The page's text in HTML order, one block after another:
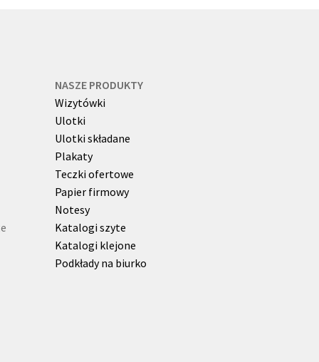
NASZE PRODUKTY
Wizytówki
Ulotki
Ulotki składane
Plakaty
Teczki ofertowe
Papier firmowy
Notesy
Katalogi szyte
Katalogi klejone
Podkłady na biurko